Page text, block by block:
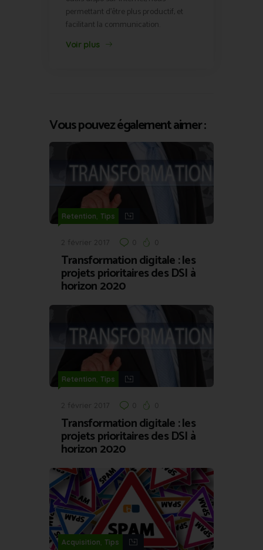
permettant d'être plus productif, et
facilitant la communication.
Voir plus
Vous pouvez également aimer :
Retention, Tips
2 février 2017 0 0
Transformation digitale : les
projets prioritaires des DSI à
horizon 2020
Retention, Tips
2 février 2017 0 0
Transformation digitale : les
projets prioritaires des DSI à
horizon 2020
Acquisition, Tips